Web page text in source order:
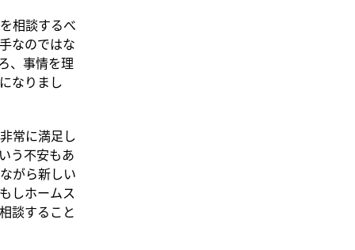
相談するべ
なのではな
、事情を理
なりまし
常に満足し
う不安もあ
がら新しい
しホームス
談すること